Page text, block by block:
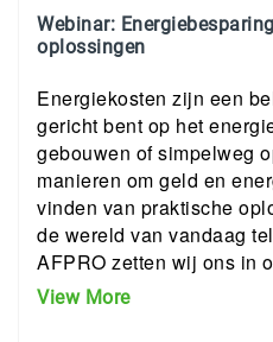
Webinar:
oplossingen
Energiekosten zijn een
gericht bent op het
gebouwen of simpelweg
manieren om geld en
vinden van praktische
de wereld van vandaag
AFPRO zetten wij ons in
View More